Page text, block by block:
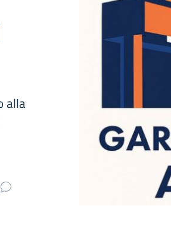
alla